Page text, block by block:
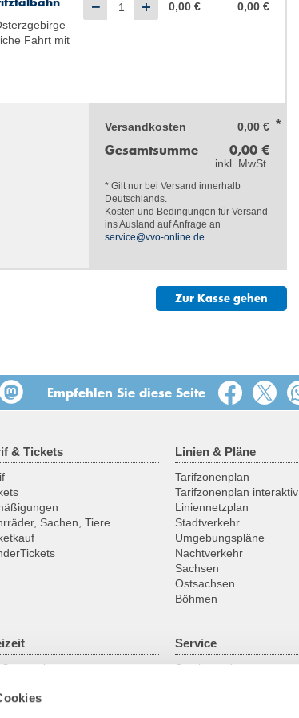
Fahrt mit
0,00 € 0,00 €
Versandkosten
Gesamtsumme
0,00 €
0,00 €
inkl. MwSt.
* Gilt nur bei Versand innerhalb
Deutschlands.
Kosten und Bedingungen für Versand
ins Ausland auf Anfrage an
service@vvo-online.de
Zur Kasse gehen
Empfehlen Sie diese Seite
& Tickets
Sachen, Tiere
Linien & Pläne
Tarifzonenplan
Tarifzonenplan interaktiv
Liniennetzplan
Stadtverkehr
Umgebungspläne
Nachtverkehr
Sachsen
Ostsachsen
Böhmen
Fahrzeuge
Service
Servicestellen